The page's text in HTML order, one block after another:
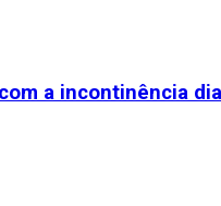
a incontinência